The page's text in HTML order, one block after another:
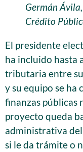
Germán
Crédito
El presidente
ha incluido hasta
tributaria entre
y su equipo se ha
finanzas públicas
proyecto queda
administrativa
si le da trámite o